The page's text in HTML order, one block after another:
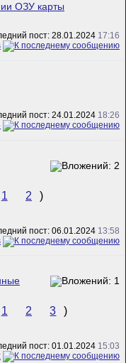
ОЗУ карты
пост: 28.01.2024 17:16
пост: 24.01.2024 18:26
1 2 )
пост: 06.01.2024 13:58
1 2 3 )
пост: 01.01.2024 15:03